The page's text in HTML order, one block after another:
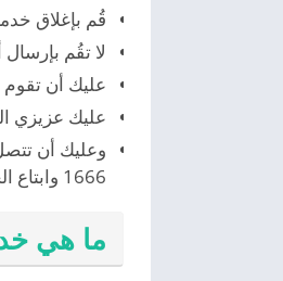
قُم بإغلاق
لا تقُم
عليك أن
عليك عزيزي
وعليك أن
1666 وابتاع الخطوات، التي سوف تطلب منك أن تقوم باختيار حسابك، وعند اختياره سوف تجد الخدمات التي اشتركت بها وطريقة الغائها.
ما هي